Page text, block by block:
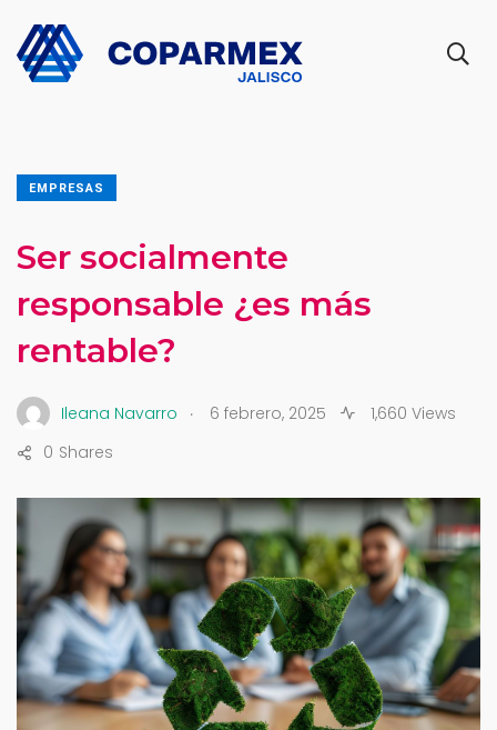
EMPRESAS
Ser socialmente
responsable ¿es más
rentable?
Ileana Navarro . 6 febrero, 2025
1,660 Views
Shares
0